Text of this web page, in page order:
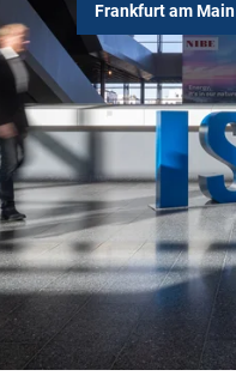
Frankfurt am Main